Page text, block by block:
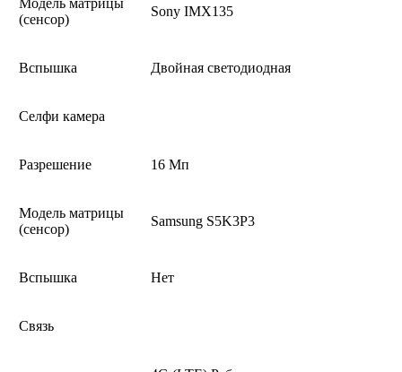
Модель матрицы
(сенсор)
Sony IMX135
Вспышка Двойная светодиодная
Селфи камера
Разрешение 16 Мп
Модель матрицы
(сенсор)
Samsung S5K3P3
Вспышка Нет
Связь